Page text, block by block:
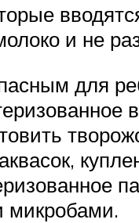
и не
для
микробами.